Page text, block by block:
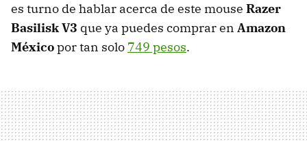
es turno de hablar acerca de este mouse Razer
Basilisk V3 que ya puedes comprar en Amazon
Méxicopor tan solo 749 pesos.